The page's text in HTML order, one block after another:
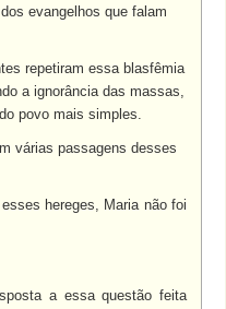
evangelhos que falam
repetiram essa blasfêmia
a ignorância das massas,
povo mais simples.
várias passagens desses
hereges, Maria não foi
a essa questão feita